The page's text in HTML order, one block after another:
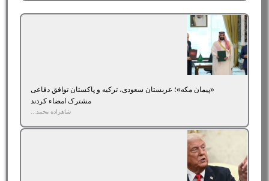
«پیمان مکه»؛ عربستان سعودی، ترکیه و پاکستان توافق دفاعی
مشترک امضاء کردند
شاهزاده محمد...